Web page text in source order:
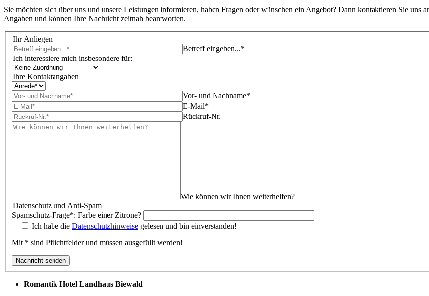
Sie möchten sich über uns und unsere Leistungen informieren, haben Fragen oder wünschen ein Angebot? Dann kontaktieren Sie uns
Angaben und können Ihre Nachricht zeitnah beantworten.
Ihr Anliegen
Betreff eingeben...*
Ich interessiere mich insbesondere für:
Ihre Kontaktangaben
Vor- und Nachname*
E-Mail*
Rückruf-Nr.
Wie können wir Ihnen weiterhelfen?
Datenschutz und Anti-Spam
Spamschutz-Frage*: Farbe einer Zitrone?
Ich habe die Datenschutzhinweise gelesen und bin einverstanden!
Mit * sind Pflichtfelder und müssen ausgefüllt werden!
Bitte lasse dieses Feld leer.
Romantik Hotel Landhaus Biewald